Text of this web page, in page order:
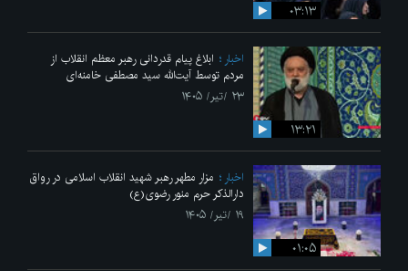
۰۳:۱۳
۱۳:۲۱
اخبار
ابلاغ پیام قدردانی رهبر معظم انقلاب از
مردم توسط آیت‌الله سید مصطفی خامنه‌ای
۲۳ /تیر/ ۱۴۰۵
۰۱:۰۵
اخبار
مزار مطهر رهبر شهید انقلاب اسلامی در رواق
دارالذکر حرم منور رضوی(ع)
۱۹ /تیر/ ۱۴۰۵